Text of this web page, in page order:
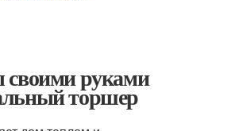
руками
торшер